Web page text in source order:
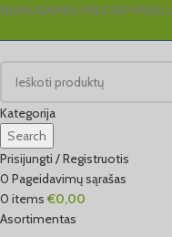
NEMOKAMAS
Kategorija
Search
Prisijungti / Registruotis
0 Pageidavimų sąrašas
0 items €0,00
Asortimentas